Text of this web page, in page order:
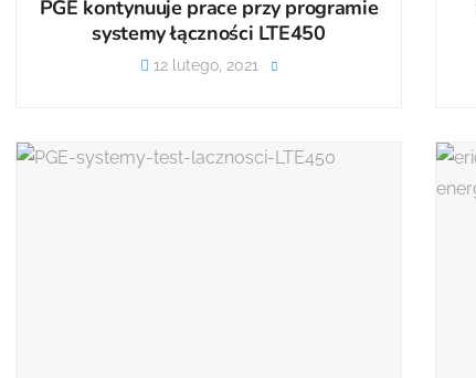
PGE kontynuuje prace przy programie
systemy łączności LTE450
12 lutego, 2021